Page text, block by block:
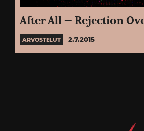
After All – Rejection
ARVOSTELUT 2.7.2015